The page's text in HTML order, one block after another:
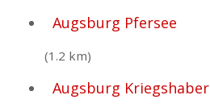
Augsburg Pfersee
(1.2 km)
Augsburg Kriegshaber